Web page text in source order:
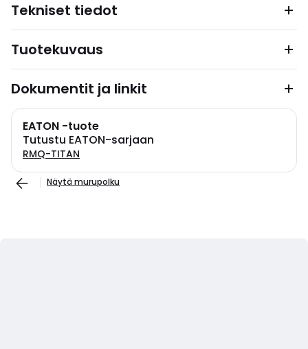
Tekniset tiedot
Tuotekuvaus
Dokumentit ja linkit
EATON -tuote
Tutustu EATON-sarjaan
RMQ-TITAN
Näytä murupolku